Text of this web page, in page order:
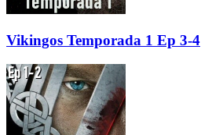
Vikingos Temporada 1 Ep 3-4